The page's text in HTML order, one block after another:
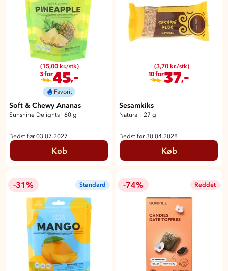
(15,00 kr./stk)
3 for45,-
Favorit
Soft & Chewy Ananas
Sunshine Delights 60 g
Bedst før 03.07.2027
Køb
(3,70 kr./stk)
10 for37,-
Sesamkiks
Natural 27 g
Bedst før 30.04.2028
Køb
-31% Standard -74% Reddet